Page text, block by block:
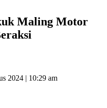
Maling Motor
2024 | 10:29 am